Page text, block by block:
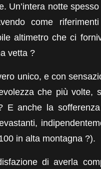
Un’intera notte spesso
come riferimenti
altimetro che ci
vetta ?
unico, e con
che più volte,
E anche la
in alta montagna ?).
di averla